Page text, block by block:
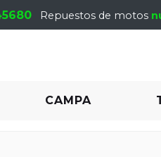
Repuestos de motos
CAMPA